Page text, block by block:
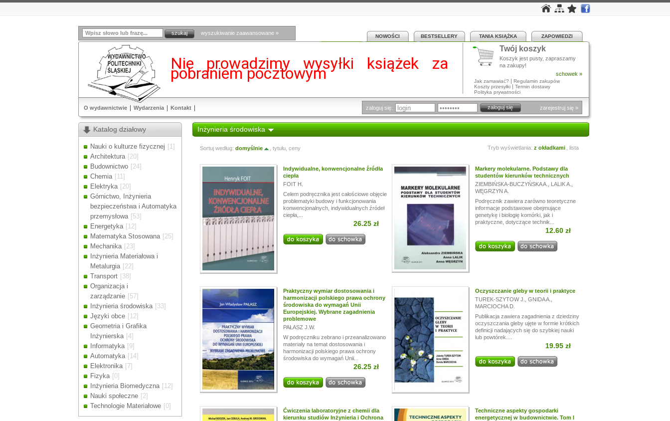
wyszukiwanie zaawansowane »
NOWOŚCI BESTSELLERY TANIA KSIĄŻKA ZAPOWIEDZI
Nie prowadzimy wysyłki książek za
pobraniem pocztowym
Drodzy Klienci!
Ze względu na przerwę wakacyjną, w dniach od13.07. 24.07,
zamówienia mogą być realizowane z opóźnieniem.
Dziękujemy za wyrozumiałość.
Twój koszyk
Koszyk jest pusty, zapraszamy
na zakupy!
schowek »
Jak zamawiać? | Regulamin zakupów
Koszty przesyłki | Termin dostawy
Polityka prywatności
O wydawnictwie Wydarzenia Kontakt zaloguj się: zarejestruj się »
Katalog działowy
Nauki o kulturze fizycznej [1]
Architektura [20]
Budownictwo [24]
Chemia [11]
Elektryka [20]
Górnictwo, Inżynieria
bezpieczeństwa i Automatyka
przemysłowa [53]
Energetyka [12]
Matematyka Stosowana [25]
Mechanika [23]
Inżynieria Materiałowa i
Metalurgia [22]
Transport [38]
Organizacja i
zarządzanie [57]
Inżynieria środowiska [33]
Języki obce [12]
Geometria i Grafika
Inżynierska [4]
Informatyka [9]
Automatyka [14]
Elektronika [7]
Fizyka [0]
Inżynieria Biomedyczna [12]
Nauki społeczne [2]
Technologie Materiałowe [0]
Inżynieria środowiska
Sortuj według: domyślnie tytułu, ceny Tryb wyświetlania: z okładkami lista
Indywidualne, konwencjonalne źródła
ciepła
FOIT H.
Celem podręcznika jest całościowe objęcie
problematyki budowy i funkcjonowania
konwencjonalnych, indywidualnych źródeł
ciepła,...
26.25 zł
Markery molekularne. Podstawy dla
studentów kierunków technicznych
ZIEMBIŃSKA-BUCZYŃSKA A.
LALIK A.
WĘGRZYN A.
Podręcznik zawiera zarówno teoretyczne
informacje podstawowe obejmujące
genetykę i biologię komórki, jak i
praktyczne, dotyczące technik...
12.60 zł
Praktyczny wymiar dostosowania i
harmonizacji polskiego prawa ochrony
środowiska do wymagań Unii
Europejskiej. Wybrane zagadnienia
problemowe
PAŁASZ J.W.
W podręczniku zebrano i przeanalizowano
materiały na temat dostosowania i
harmonizacji polskiego prawa ochrony
środowiska do wymagań Unii...
26.25 zł
Oczyszczanie gleby w teorii i praktyce
TUREK-SZYTOW J.
GNIDA A.
MARCIOCHA D.
Publikacja zawiera zagadnienia z dziedziny
oczyszczania gleby ujęte w formie krótkich
definicji nadających się do szybkiej nauki
lub powtórek....
19.95 zł
Ćwiczenia laboratoryjne z chemii dla
kierunku studiów Inżynieria i Ochrona
Techniczne aspekty gospodarki
energetycznej w budownictwie. Tom I